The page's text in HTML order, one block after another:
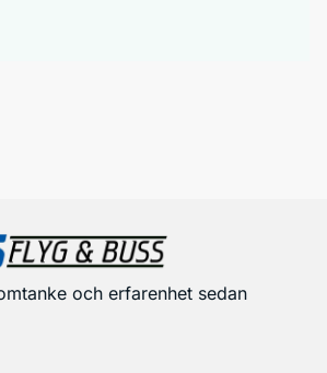
och erfarenhet sedan